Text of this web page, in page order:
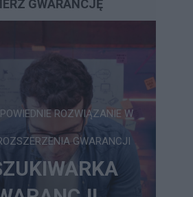
GWARANCJĘ
ROZWIĄZANIE W
GWARANCJI